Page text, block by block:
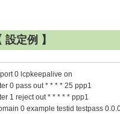
設定例 】
0 lcpkeepalive on
0 pass out * * * * 25 ppp1
1 reject out * * * * * ppp1
0 example testid testpass